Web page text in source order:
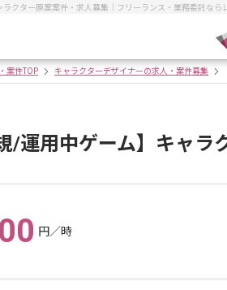
ラクター原案案件・求人募集｜フリーランス・業務委託なら
案件TOP キャラクターデザイナーの求人・案件募集
/運用中ゲーム】キャラ
円／時